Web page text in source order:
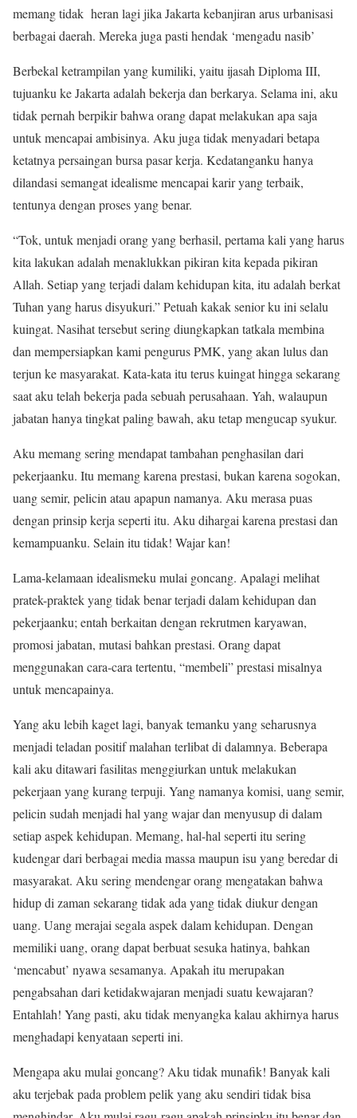
memang tidak heran lagi jika Jakarta kebanjiran arus urbanisasi
berbagai daerah. Mereka juga pasti hendak ‘mengadu nasib’
Berbekal ketrampilan yang kumiliki, yaitu ijasah Diploma III,
tujuanku ke Jakarta adalah bekerja dan berkarya. Selama ini, aku
tidak pernah berpikir bahwa orang dapat melakukan apa saja
untuk mencapai ambisinya. Aku juga tidak menyadari betapa
ketatnya persaingan bursa pasar kerja. Kedatanganku hanya
dilandasi semangat idealisme mencapai karir yang terbaik,
tentunya dengan proses yang benar.
“Tok, untuk menjadi orang yang berhasil, pertama kali yang harus
kita lakukan adalah menaklukkan pikiran kita kepada pikiran
Allah. Setiap yang terjadi dalam kehidupan kita, itu adalah berkat
Tuhan yang harus disyukuri.” Petuah kakak senior ku ini selalu
kuingat. Nasihat tersebut sering diungkapkan tatkala membina
dan mempersiapkan kami pengurus PMK, yang akan lulus dan
terjun ke masyarakat. Kata-kata itu terus kuingat hingga sekarang
saat aku telah bekerja pada sebuah perusahaan. Yah, walaupun
jabatan hanya tingkat paling bawah, aku tetap mengucap syukur.
Aku memang sering mendapat tambahan penghasilan dari
pekerjaanku. Itu memang karena prestasi, bukan karena sogokan,
uang semir, pelicin atau apapun namanya. Aku merasa puas
dengan prinsip kerja seperti itu. Aku dihargai karena prestasi dan
kemampuanku. Selain itu tidak! Wajar kan!
Lama-kelamaan idealismeku mulai goncang. Apalagi melihat
pratek-praktek yang tidak benar terjadi dalam kehidupan dan
pekerjaanku; entah berkaitan dengan rekrutmen karyawan,
promosi jabatan, mutasi bahkan prestasi. Orang dapat
menggunakan cara-cara tertentu, “membeli” prestasi misalnya
untuk mencapainya.
Yang aku lebih kaget lagi, banyak temanku yang seharusnya
menjadi teladan positif malahan terlibat di dalamnya. Beberapa
kali aku ditawari fasilitas menggiurkan untuk melakukan
pekerjaan yang kurang terpuji. Yang namanya komisi, uang semir,
pelicin sudah menjadi hal yang wajar dan menyusup di dalam
setiap aspek kehidupan. Memang, hal-hal seperti itu sering
kudengar dari berbagai media massa maupun isu yang beredar di
masyarakat. Aku sering mendengar orang mengatakan bahwa
hidup di zaman sekarang tidak ada yang tidak diukur dengan
uang. Uang merajai segala aspek dalam kehidupan. Dengan
memiliki uang, orang dapat berbuat sesuka hatinya, bahkan
‘mencabut’ nyawa sesamanya. Apakah itu merupakan
pengabsahan dari ketidakwajaran menjadi suatu kewajaran?
Entahlah! Yang pasti, aku tidak menyangka kalau akhirnya harus
menghadapi kenyataan seperti ini.
Mengapa aku mulai goncang? Aku tidak munafik! Banyak kali
aku terjebak pada problem pelik yang aku sendiri tidak bisa